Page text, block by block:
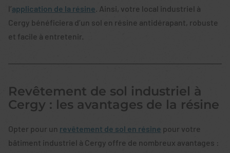
l’application de la résine. Ainsi, votre local industriel à
Cergy bénéficiera d’un sol en résine antidérapant, robuste
et facile à entretenir.
Revêtement de sol industriel à
Cergy : les avantages de la résine
Opter pour un revêtement de sol en résine pour votre
bâtiment industriel à Cergy offre de nombreux avantages :